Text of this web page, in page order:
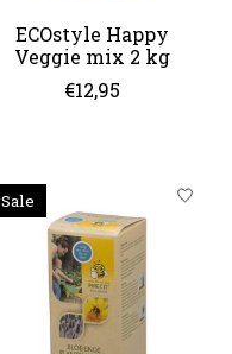
ECOstyle Happy
Veggie mix 2 kg
€12,95
Sale